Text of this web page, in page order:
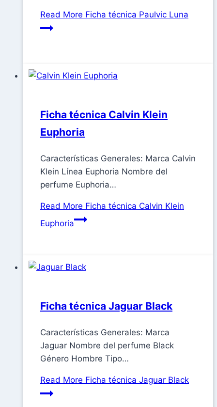
Read More Ficha técnica Paulvic Luna
Ficha técnica Calvin Klein
Euphoria
Características Generales: Marca Calvin
Klein Línea Euphoria Nombre del
perfume Euphoria…
Read More Ficha técnica Calvin Klein
Euphoria
Ficha técnica Jaguar Black
Características Generales: Marca
Jaguar Nombre del perfume Black
Género Hombre Tipo…
Read More Ficha técnica Jaguar Black